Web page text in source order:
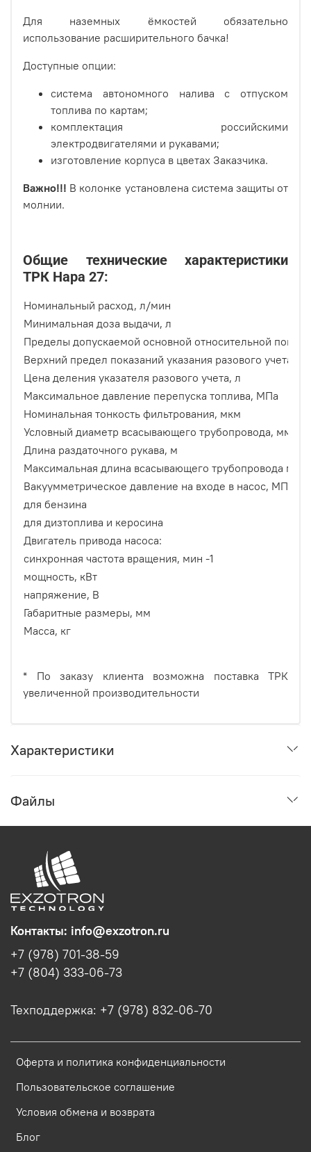
Для наземных ёмкостей обязательно
использование расширительного бачка!
Доступные опции:
система автономного налива с отпуском
топлива по картам;
комплектация российскими
электродвигателями и рукавами;
изготовление корпуса в цветах Заказчика.
Важно!!! В колонке установлена система защиты от
молнии.
Общие технические характеристики
ТРК Нара 27:
Номинальный расход, л/мин
Минимальная доза выдачи, л
Пределы допускаемой основной относительной
Верхний предел показаний указания разового учета
Цена деления указателя разового учета, л
Максимальное давление перепуска топлива, МПа
Номинальная тонкость фильтрования, мкм
Условный диаметр всасывающего трубопровода, мм
Длина раздаточного рукава, м
Максимальная длина всасывающего трубопровода
Вакуумметрическое давление на входе в насос, МПа
для бензина
для дизтоплива и керосина
Двигатель привода насоса:
синхронная частота вращения, мин -1
мощность, кВт
напряжение, В
Габаритные размеры, мм
Масса, кг
* По заказу клиента возможна поставка ТРК
увеличенной производительности
Характеристики
Файлы
Оферта и политика конфиденциальности
Пользовательское соглашение
Условия обмена и возврата
Блог
Контакты: info@exzotron.ru
+7 (978) 701-38-59
+7 (804) 333-06-73
Техподдержка: +7 (978) 832-06-70